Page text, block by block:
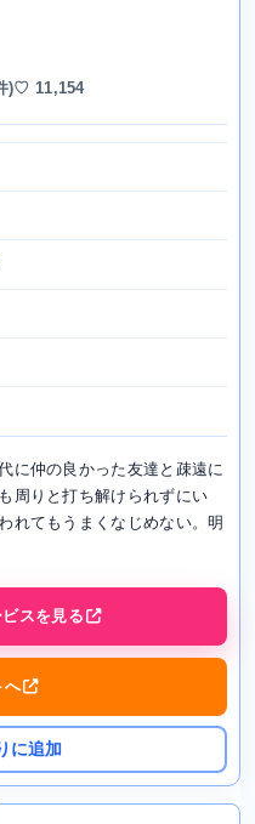
)♡ 11,154
に仲の良かった友達と疎遠に
周りと打ち解けられずにい
れてもうまくなじめない。明
スを見る
へ
に追加